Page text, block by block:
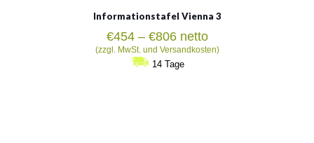
Informationstafel Vienna 3
€454 – €806Preisspanne:
€454
bis
netto
(zzgl. MwSt. und Versandkosten)
14 Tage